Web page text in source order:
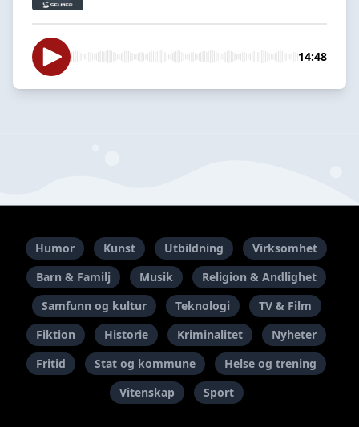
14:48
Humor Kunst Utbildning
Virksomhet
Barn & Familj
Musik
Religion & Andlighet
Samfunn og kultur
Teknologi
TV & Film
Fiktion
Historie Kriminalitet
Nyheter
Fritid
Stat og kommune
Helse og trening
Vitenskap
Sport